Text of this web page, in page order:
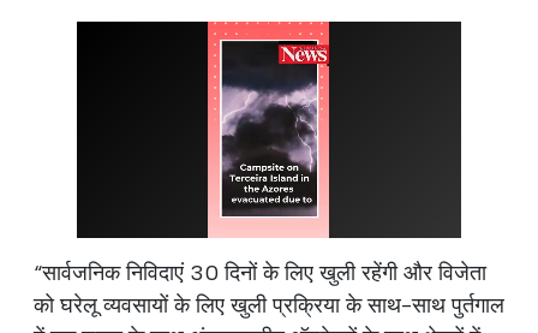
“सार्वजनिक निविदाएं 30 दिनों के लिए खुली रहेंगी और विजेता
को घरेलू व्यवसायों के लिए खुली प्रक्रिया के साथ-साथ पुर्तगाल